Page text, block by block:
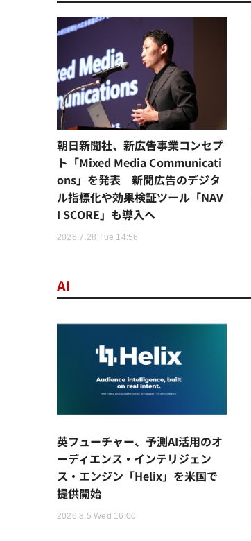
朝日新聞社、新広告事業コンセプ
ト「Mixed Media Communicati
ons」を発表 新聞広告のデジタ
ル指標化や効果検証ツール「NAV
I SCORE」も導入へ
2026.7.28 Tue 14:56
AI
英フューチャー、予測AI活用のオ
ーディエンス・インテリジェン
ス・エンジン「Helix」を米国で
提供開始
2026.8.5 Wed 16:00